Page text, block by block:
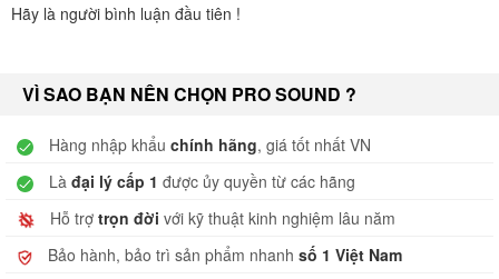
Hãy là người bình luận đầu tiên !
VÌ SAO BẠN NÊN CHỌN PRO SOUND ?
Hàng nhập khẩu chính hãng, giá tốt nhất VN
Là đại lý cấp 1 được ủy quyền từ các hãng
Hỗ trợ trọn đời với kỹ thuật kinh nghiệm lâu năm
Bảo hành, bảo trì sản phẩm nhanh số 1 Việt Nam